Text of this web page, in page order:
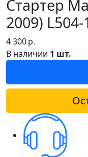
Стартер
2009)
4 300р.
В наличии 1 шт.